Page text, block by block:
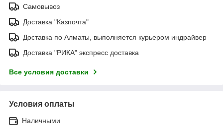
Самовывоз
Доставка "Казпочта"
Доставка по Алматы, выполняется курьером индрайвер
Доставка "РИКА" экспресс доставка
Все условия доставки
Условия оплаты
Наличными